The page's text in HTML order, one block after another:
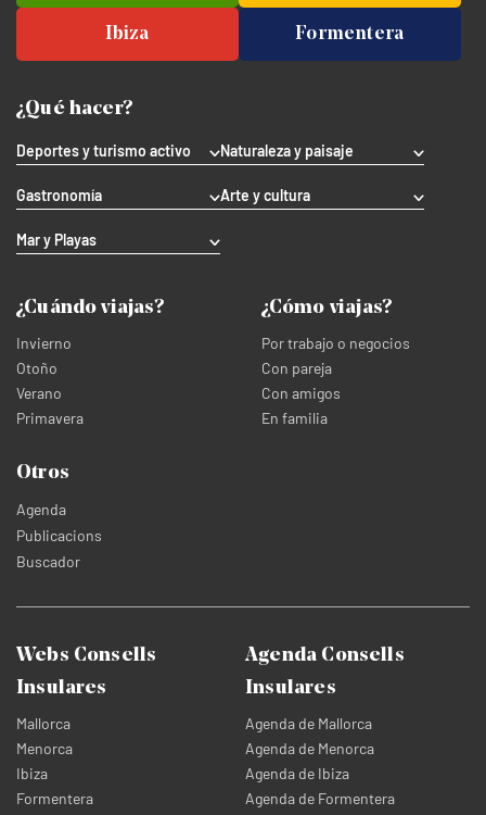
Ibiza Formentera
¿Qué hacer?
Deportes y turismo activo Naturaleza y paisaje
Gastronomía Arte y cultura
Mar y Playas
¿Cuándo viajas?
Invierno
Otoño
Verano
Primavera
¿Cómo viajas?
Por trabajo o negocios
Con pareja
Con amigos
En familia
Otros
Agenda
Publicacions
Buscador
Webs Consells
Insulares
Mallorca
Menorca
Ibiza
Formentera
Agenda Consells
Insulares
Agenda de Mallorca
Agenda de Menorca
Agenda de Ibiza
Agenda de Formentera